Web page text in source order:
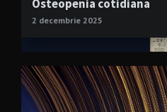
Osteopenia cotidiana
2 decembrie 2025